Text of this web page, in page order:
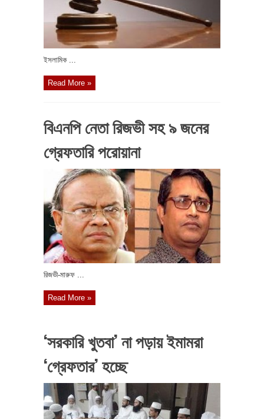
ইসলামিক ...
Read More »
বিএনপি নেতা রিজভী সহ ৯ জনের
গ্রেফতারি পরোয়ানা
রিজভী-মারুফ ...
Read More »
‘সরকারি খুতবা’ না পড়ায় ইমামরা
‘গ্রেফতার’ হচ্ছে